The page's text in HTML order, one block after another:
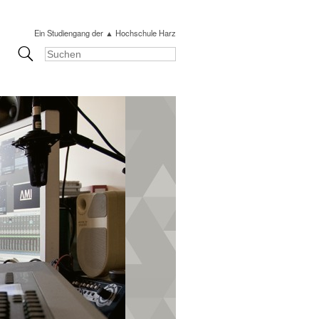
Ein Studiengang der ▲ Hochschule Harz